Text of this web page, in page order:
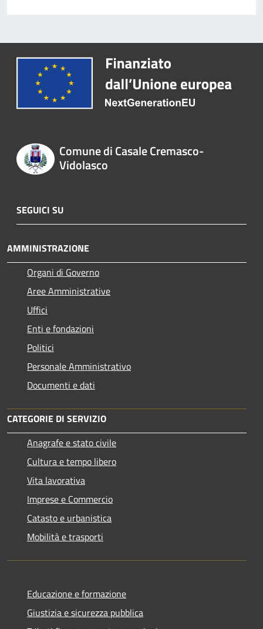
Comune di Casale Cremasco-
Vidolasco
SEGUICI SU
AMMINISTRAZIONE
Organi di Governo
Aree Amministrative
Uffici
Enti e fondazioni
Politici
Personale Amministrativo
Documenti e dati
CATEGORIE DI SERVIZIO
Anagrafe e stato civile
Cultura e tempo libero
Vita lavorativa
Imprese e Commercio
Catasto e urbanistica
Mobilità e trasporti
Educazione e formazione
Giustizia e sicurezza pubblica